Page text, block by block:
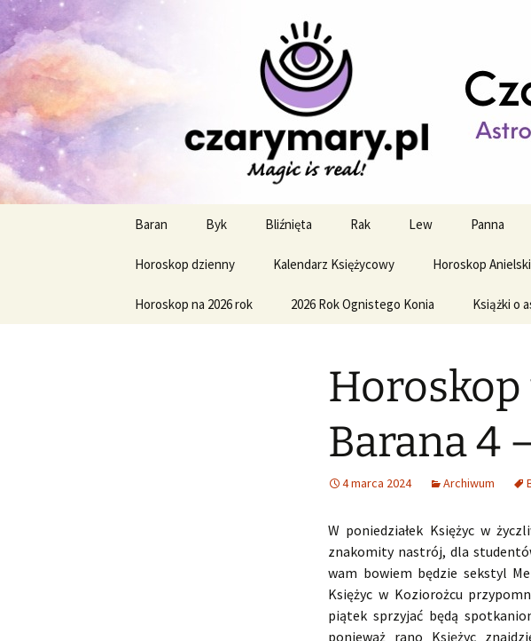
CzaroMarowy
miesięczny i
Profesjonalne przepowiednie astrologiczne
treści
Baran Byk Bliźnięta Rak Lew Panna
Horoskop dzienny Kalendarz Księżycowy Horoskop Anielski
Horoskop na 2026 rok 2026 Rok Ognistego Konia Książki o
Barana 4
4 marca 2024 Archiwum
W poniedziałek Księżyc w
znakomity nastrój, dla
wam bowiem będzie sekstyl
Księżyc w Koziorożcu
piątek sprzyjać będą
ponieważ rano Księżyc